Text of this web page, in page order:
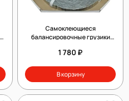
Самоклеющиеся
балансировочные грузики
1 780 ₽
В корзину